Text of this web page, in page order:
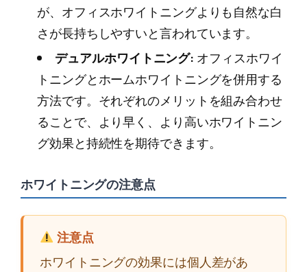
が、オフィスホワイトニングよりも自然な白
さが長持ちしやすいと言われています。
デュアルホワイトニング: オフィスホワイ
トニングとホームホワイトニングを併用する
方法です。それぞれのメリットを組み合わせ
ることで、より早く、より高いホワイトニン
グ効果と持続性を期待できます。
ホワイトニングの注意点
注意点
ホワイトニングの効果には個人差があ